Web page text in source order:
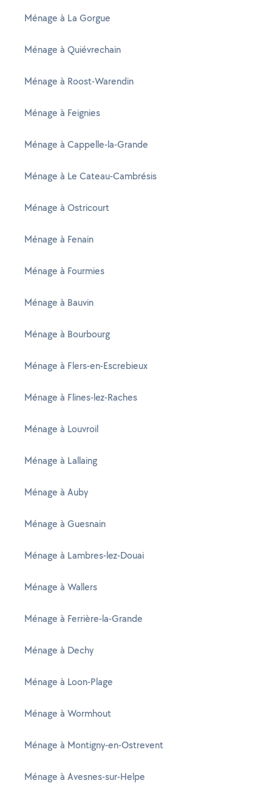
Ménage à La Gorgue
Ménage à Quiévrechain
Ménage à Roost-Warendin
Ménage à Feignies
Ménage à Cappelle-la-Grande
Ménage à Le Cateau-Cambrésis
Ménage à Ostricourt
Ménage à Fenain
Ménage à Fourmies
Ménage à Bauvin
Ménage à Bourbourg
Ménage à Flers-en-Escrebieux
Ménage à Flines-lez-Raches
Ménage à Louvroil
Ménage à Lallaing
Ménage à Auby
Ménage à Guesnain
Ménage à Lambres-lez-Douai
Ménage à Wallers
Ménage à Ferrière-la-Grande
Ménage à Dechy
Ménage à Loon-Plage
Ménage à Wormhout
Ménage à Montigny-en-Ostrevent
Ménage à Avesnes-sur-Helpe